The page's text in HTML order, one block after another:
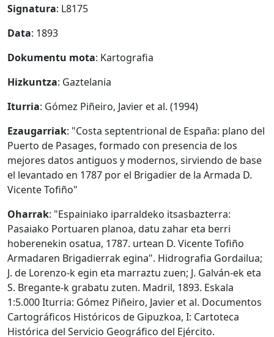
Signatura: L8175
Data: 1893
Dokumentu mota: Kartografia
Hizkuntza: Gaztelania
Iturria: Gómez Piñeiro, Javier et al. (1994)
Ezaugarriak: "Costa septentrional de España: plano del
Puerto de Pasages, formado con presencia de los
mejores datos antiguos y modernos, sirviendo de base
el levantado en 1787 por el Brigadier de la Armada D.
Vicente Tofiño"
Oharrak: "Espainiako iparraldeko itsasbazterra:
Pasaiako Portuaren planoa, datu zahar eta berri
hoberenekin osatua, 1787. urtean D. Vicente Tofiño
Armadaren Brigadierrak egina". Hidrografia Gordailua;
J. de Lorenzo-k egin eta marraztu zuen; J. Galván-ek eta
S. Bregante-k grabatu zuten. Madril, 1893. Eskala
1:5.000 Iturria: Gómez Piñeiro, Javier et al. Documentos
Cartográficos Históricos de Gipuzkoa, I: Cartoteca
Histórica del Servicio Geográfico del Ejército.